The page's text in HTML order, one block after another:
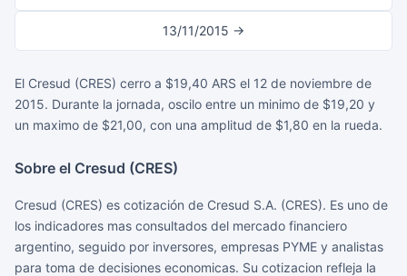
13/11/2015 →
El Cresud (CRES) cerro a $19,40 ARS el 12 de noviembre de
2015. Durante la jornada, oscilo entre un minimo de $19,20 y
un maximo de $21,00, con una amplitud de $1,80 en la rueda.
Sobre el Cresud (CRES)
Cresud (CRES) es cotización de Cresud S.A. (CRES). Es uno de
los indicadores mas consultados del mercado financiero
argentino, seguido por inversores, empresas PYME y analistas
para toma de decisiones economicas. Su cotizacion refleja la